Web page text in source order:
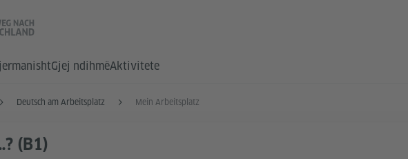
Gjej ndihmëAktivitete
Deutsch am Arbeitsplatz Mein Arbeitsplatz
(B1)